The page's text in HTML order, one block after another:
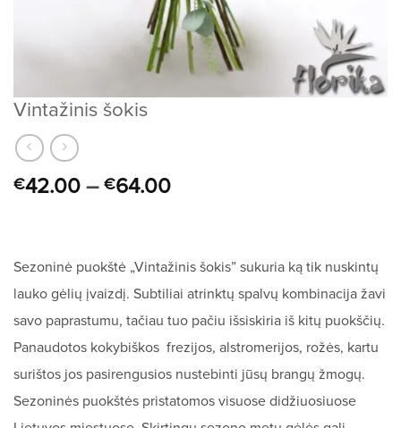
Vintažinis šokis
€42.00 – €64.00
Sezoninė puokštė „Vintažinis šokis” sukuria ką tik nuskintų
lauko gėlių įvaizdį. Subtiliai atrinktų spalvų kombinacija žavi
savo paprastumu, tačiau tuo pačiu išsiskiria iš kitų puokščių.
Panaudotos kokybiškos frezijos, alstromerijos, rožės, kartu
surištos jos pasirengusios nustebinti jūsų brangų žmogų.
Sezoninės puokštės pristatomos visuose didžiuosiuose